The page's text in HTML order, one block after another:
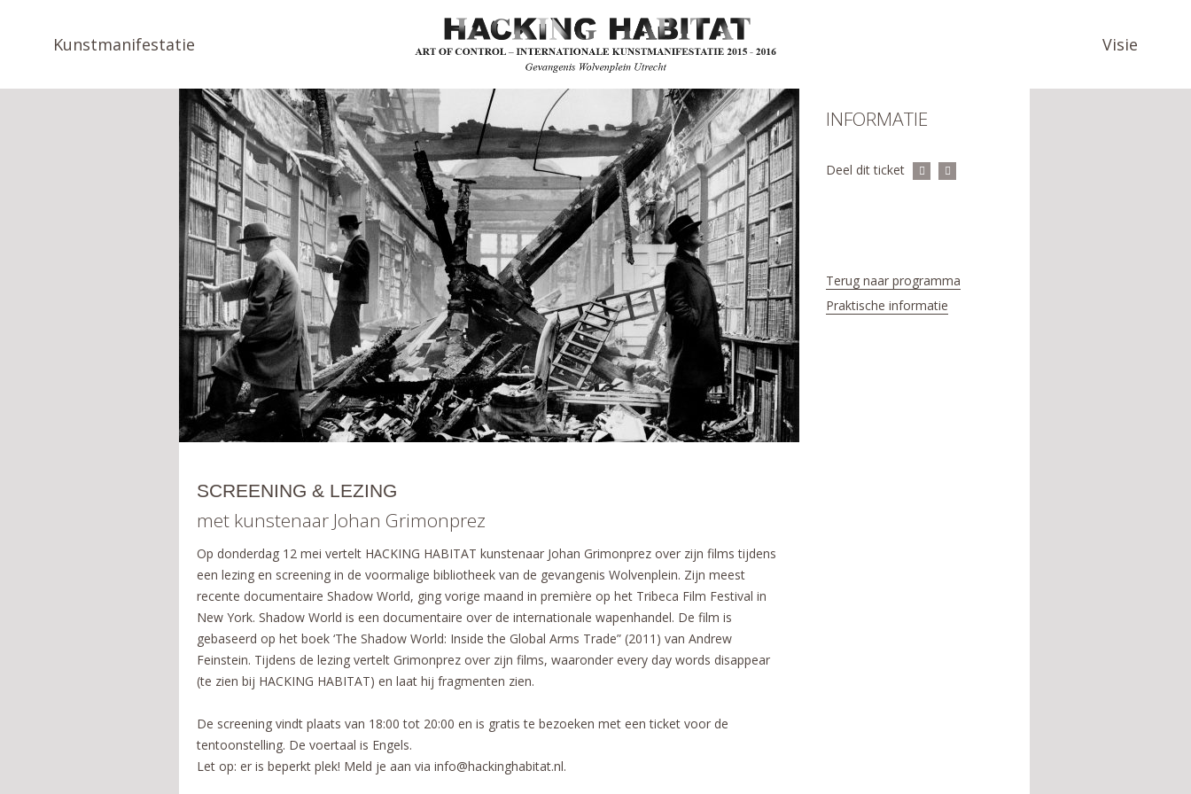
SCREENING & LEZING
met kunstenaar Johan Grimonprez
Op donderdag 12 mei vertelt HACKING HABITAT kunstenaar Johan Grimonprez over zijn films tijdens
een lezing en screening in de voormalige bibliotheek van de gevangenis Wolvenplein. Zijn meest
recente documentaire Shadow World, ging vorige maand in première op het Tribeca Film Festival in
New York. Shadow World is een documentaire over de internationale wapenhandel. De film is
gebaseerd op het boek ‘The Shadow World: Inside the Global Arms Trade” (2011) van Andrew
Feinstein. Tijdens de lezing vertelt Grimonprez over zijn films, waaronder every day words disappear
(te zien bij HACKING HABITAT) en laat hij fragmenten zien.
De screening vindt plaats van 18:00 tot 20:00 en is gratis te bezoeken met een ticket voor de
tentoonstelling. De voertaal is Engels.
Let op: er is beperkt plek! Meld je aan via info@hackinghabitat.nl.
INFORMATIE
Deel dit ticket
Terug naar programma
Praktische informatie
Kunstmanifestatie Visie